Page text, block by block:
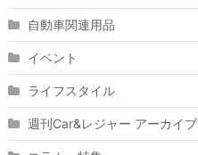
自動車関連用品
イベント
ライフスタイル
週刊Car&レジャー アーカイブ